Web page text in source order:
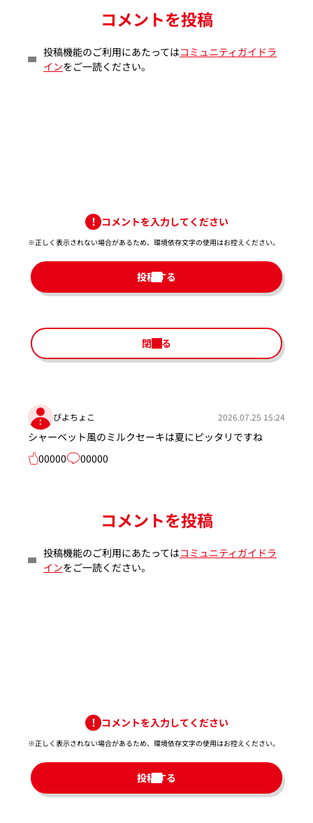
コメントを投稿
投稿機能のご利用にあたってはコミュニティガイドラ
インをご一読ください。
コメントを入力してください
※正しく表示されない場合があるため、環境依存文字の使用はお控えください。​
投稿する
閉じる
ぴよちょこ 2026.07.25 15:24
シャーベット風のミルクセーキは夏にピッタリですね
00000
00000
コメントを投稿
投稿機能のご利用にあたってはコミュニティガイドラ
インをご一読ください。
コメントを入力してください
※正しく表示されない場合があるため、環境依存文字の使用はお控えください。​
投稿する